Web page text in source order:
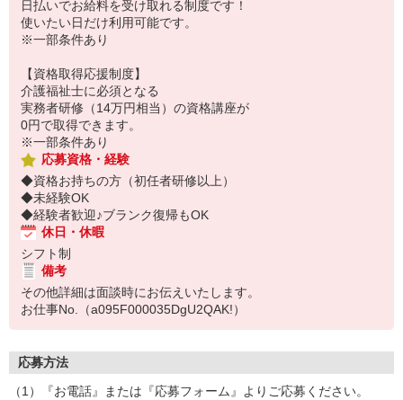
日払いでお給料を受け取れる制度です！
使いたい日だけ利用可能です。
※一部条件あり
【資格取得応援制度】
介護福祉士に必須となる
実務者研修（14万円相当）の資格講座が
0円で取得できます。
※一部条件あり
応募資格・経験
◆資格お持ちの方（初任者研修以上）
◆未経験OK
◆経験者歓迎♪ブランク復帰もOK
休日・休暇
シフト制
備考
その他詳細は面談時にお伝えいたします。
お仕事No.（a095F000035DgU2QAK!）
応募方法
（1）『お電話』または『応募フォーム』よりご応募ください。